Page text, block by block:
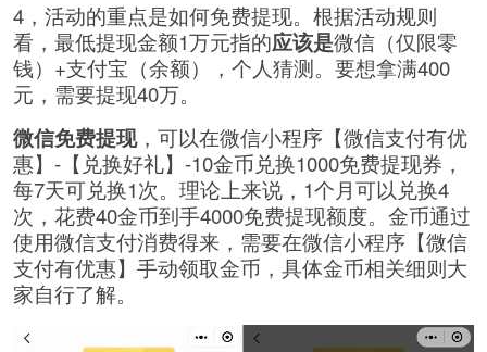
4，活动的重点是如何免费提现。根据活动规则
看，最低提现金额1万元指的应该是微信（仅限零
钱）+支付宝（余额），个人猜测。要想拿满400
元，需要提现40万。
微信免费提现，可以在微信小程序【微信支付有优
惠】-【兑换好礼】-10金币兑换1000免费提现券，
每7天可兑换1次。理论上来说，1个月可以兑换4
次，花费40金币到手4000免费提现额度。金币通过
使用微信支付消费得来，需要在微信小程序【微信
支付有优惠】手动领取金币，具体金币相关细则大
家自行了解。